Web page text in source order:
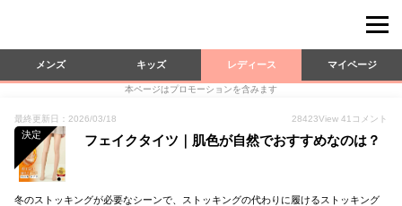
メンズ キッズ レディース マイページ
本ページはプロモーションを含みます
最終更新日：2026/03/18 28423View 41 コメント
決定 フェイクタイツ｜肌色が自然でおすすめなのは？
冬のストッキングが必要なシーンで、ストッキングの代わりに履けるストッキング